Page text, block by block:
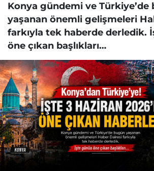
Konya gündemi ve Türkiye’de
yaşanan önemli gelişmeleri
farkıyla tek haberde derledik.
öne çıkan başlıkları…